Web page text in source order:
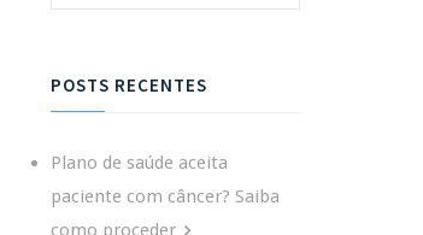
POSTS RECENTES
Plano de saúde aceita
paciente com câncer? Saiba
como proceder